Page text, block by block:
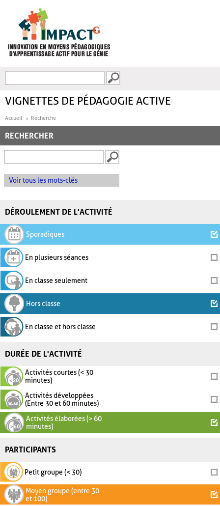
FORMULAIRE DE
VIGNETTES DE PÉDAGOGIE ACTIVE
Accueil Recherche
RECHERCHER
Voir tous les mots-clés
DÉROULEMENT DE L'ACTIVITÉ
Sporadiques
En plusieurs séances
En classe seulement
Hors classe
En classe et hors classe
DURÉE DE L'ACTIVITÉ
Activités courtes (< 30
minutes)
Activités développées
(Entre 30 et 60 minutes)
Activités élaborées (> 60
minutes)
PARTICIPANTS
Petit groupe (< 30)
Moyen groupe (entre 30
et 100)